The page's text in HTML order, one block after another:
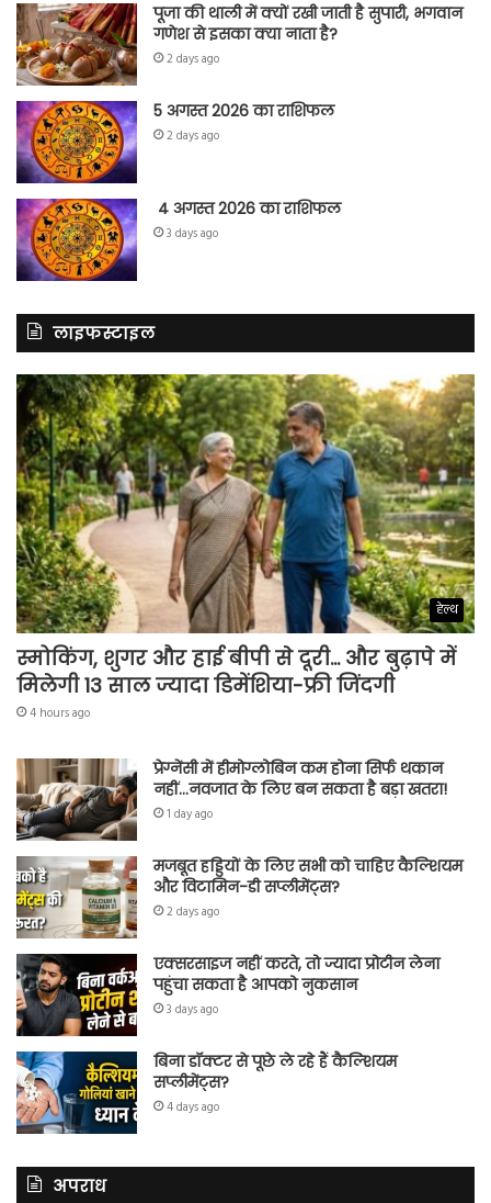
पूजा की थाली में क्यों रखी जाती है सुपारी, भगवान
गणेश से इसका क्या नाता है?
2 days ago
5 अगस्त 2026 का राशिफल
2 days ago
4 अगस्त 2026 का राशिफल
3 days ago
लाइफस्टाइल
हेल्थ
स्मोकिंग, शुगर और हाई बीपी से दूरी… और बुढ़ापे में
मिलेगी 13 साल ज्यादा डिमेंशिया-फ्री जिंदगी
4 hours ago
प्रेग्नेंसी में हीमोग्लोबिन कम होना सिर्फ थकान
नहीं…नवजात के लिए बन सकता है बड़ा खतरा!
1 day ago
मजबूत हड्डियों के लिए सभी को चाहिए कैल्शियम
और विटामिन-डी सप्लीमेंट्स?
2 days ago
एक्सरसाइज नहीं करते, तो ज्यादा प्रोटीन लेना
पहुंचा सकता है आपको नुकसान
3 days ago
बिना डॉक्टर से पूछे ले रहे हैं कैल्शियम
सप्लीमेंट्स?
4 days ago
अपराध